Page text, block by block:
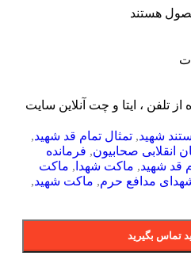
هستند
از تلفن ، ایتا و چت آنلاین سایت
استند شهید, تمثال تمام قد شهید,
انقلابی صحابیون, فرمانده
قد شهید, ماکت شهدا , ماکت
مدافع حرم, ماکت شهید,
تماس بگیرید